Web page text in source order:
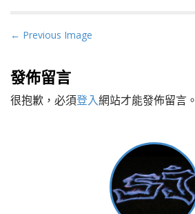
P
s
t
n
← Previous Image
發佈留言
很抱歉，必須登入網站才能發佈留言。